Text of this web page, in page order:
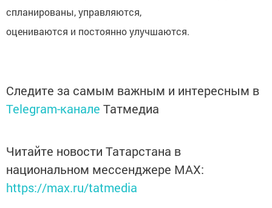
спланированы, управляются,
оцениваются и постоянно улучшаются.
Следите за самым важным и интересным в
Telegram-канале Татмедиа
Читайте новости Татарстана в
национальном мессенджере MАХ:
https://max.ru/tatmedia